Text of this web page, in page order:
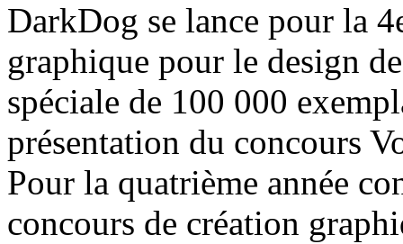
DarkDog se lance pour la
graphique pour le design
spéciale de 100 000
présentation du concours
Pour la quatrième année
concours de création